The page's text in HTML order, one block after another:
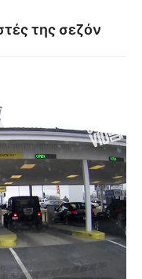
της σεζόν